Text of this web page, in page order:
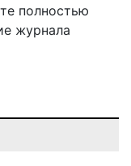
полностью
журнала